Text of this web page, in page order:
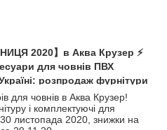
2020】в Аква Крузер ⚡
для човнів ПВХ
розпродаж фурнітури
для човна
для човнів в Аква Крузер!
і комплектуючі для
листопада 2020, знижки на